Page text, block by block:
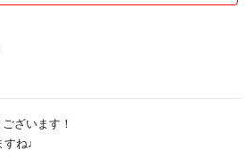
ざいます！
ね♩